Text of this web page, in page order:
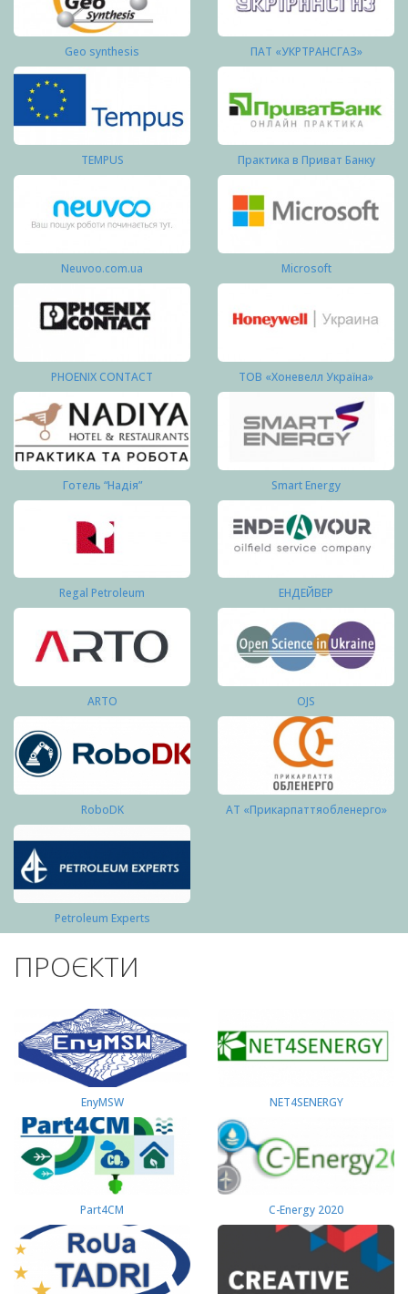
Geo synthesis ПАТ «УКРТРАНСГАЗ»
TEMPUS Практика в Приват Банку
Neuvoo.com.ua Microsoft
PHOENIX CONTACT ТОВ «Хоневелл Україна»
Готель “Надія” Smart Energy
Regal Petroleum ЕНДЕЙВЕР
ARTO OJS
RoboDK АТ «Прикарпаттяобленерго»
Petroleum Experts
ПРОЄКТИ
EnyMSW NET4SENERGY
Part4СМ C-Energy 2020